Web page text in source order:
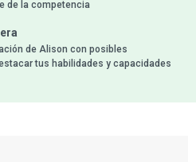
de la competencia
de Alison con posibles
tus habilidades y capacidades